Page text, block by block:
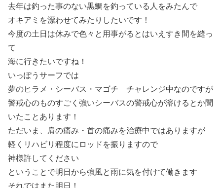
去年は釣った事のない黒鯛を釣っている人をみたんで
オキアミを漂わせてみたりしたいです！
今度の土日は休みで色々と用事がるとはいえすき間を縫っ
て
海に行きたいですね！
いっぽうサーフでは
夢のヒラメ・シーバス・マゴチ チャレンジ中なのですが
警戒心のものすごく強いシーバスの警戒心が溶けるとか聞
いたことあります！
ただいま、肩の痛み・首の痛みを治療中ではありますが
軽くリハビリ程度にロッドを振りますので
神様許してください
ということで明日から強風と雨に気を付けて働きます
それではまた明日！